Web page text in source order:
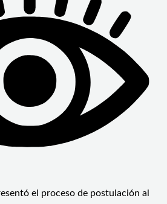
el proceso de postulación al